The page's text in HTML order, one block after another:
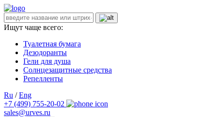
Ищут чаще всего:
Туалетная бумага
Дезодоранты
Гели для душа
Солнцезащитные средства
Репелленты
Ru / Eng
+7 (499) 755-20-02
sales@urves.ru